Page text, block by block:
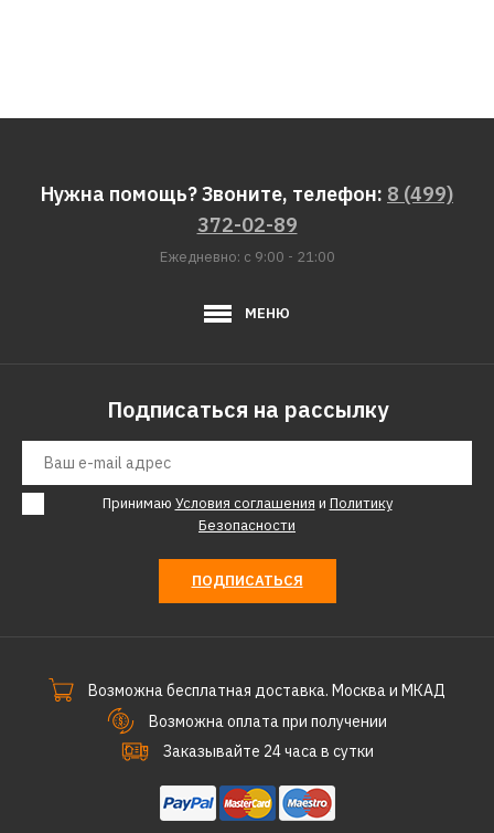
Нужна помощь? Звоните, телефон: 8 (499)
372-02-89
Ежедневно: с 9:00 - 21:00
МЕНЮ
Подписаться на рассылку
Принимаю Условия соглашения и Политику
Безопасности
ПОДПИСАТЬСЯ
Возможна бесплатная доставка. Москва и МКАД
Возможна оплата при получении
Заказывайте 24 часа в сутки